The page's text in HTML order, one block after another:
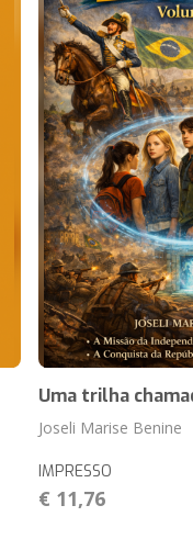
Uma trilha
Joseli Marise Benine
IMPRESSO
€ 11,76